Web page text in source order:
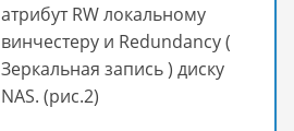
атрибут RW локальному
винчестеру и Redundancy (
Зеркальная запись ) диску
NAS. (рис.2)